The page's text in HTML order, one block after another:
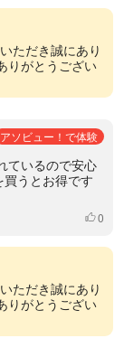
ただき誠にあり
りがとうござい
アソビュー！で体験
ているので安心
うとお得です
いいね
0
ただき誠にあり
りがとうござい